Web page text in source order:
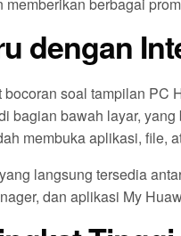
dengan
soal tampilan PC
bagian bawah layar,
membuka aplikasi, file,
langsung tersedia
dan aplikasi My